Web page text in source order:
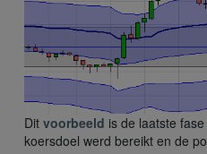
Dit voorbeeld is de laatste
koersdoel werd bereikt en de